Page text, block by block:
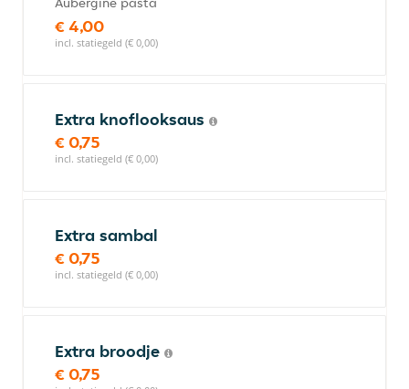
€ 4,00
incl. statiegeld (€ 0,00)
Extra knoflooksaus
€ 0,75
incl. statiegeld (€ 0,00)
Extra sambal
€ 0,75
incl. statiegeld (€ 0,00)
Extra broodje
€ 0,75